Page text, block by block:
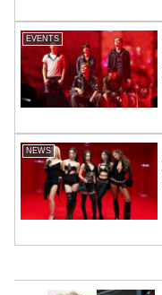
EVENTS
NEWS